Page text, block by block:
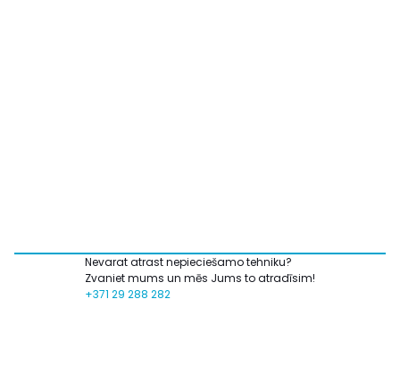
Nevarat atrast nepieciešamo tehniku?
Zvaniet mums un mēs Jums to atradīsim!
+371 29 288 282